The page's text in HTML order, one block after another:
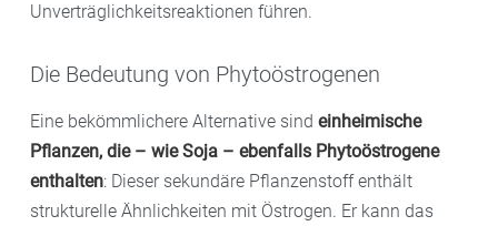
Unverträglichkeitsreaktionen führen.
Die Bedeutung von Phytoöstrogenen
Eine bekömmlichere Alternative sind einheimische
Pflanzen, die – wie Soja – ebenfalls Phytoöstrogene
enthalten: Dieser sekundäre Pflanzenstoff enthält
strukturelle Ähnlichkeiten mit Östrogen. Er kann das